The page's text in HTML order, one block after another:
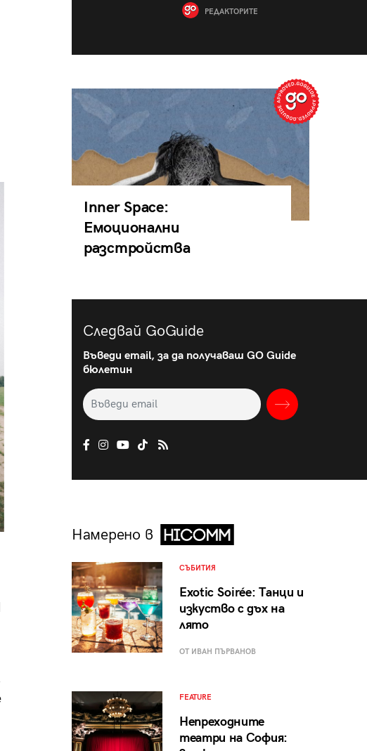
РЕДАКТОРИТЕ
Inner Space:
Емоционални
разстройства
Следвай GoGuide
Въведи email, за да получаваш GO Guide
бюлетин
Намерено в
СЪБИТИЯ
Exotic Soirée: Танци и
изкуство с дъх на
лято
ОТ ИВАН ПЪРВАНОВ
FEATURE
Непреходните
театри на София: